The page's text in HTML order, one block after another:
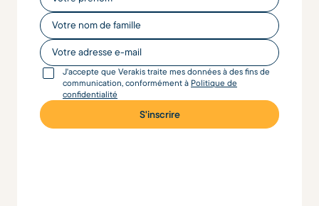
Votre nom de famille
Votre adresse e-mail
J'accepte que Verakis traite mes données à des fins de
communication, conformément à Politique de
confidentialité